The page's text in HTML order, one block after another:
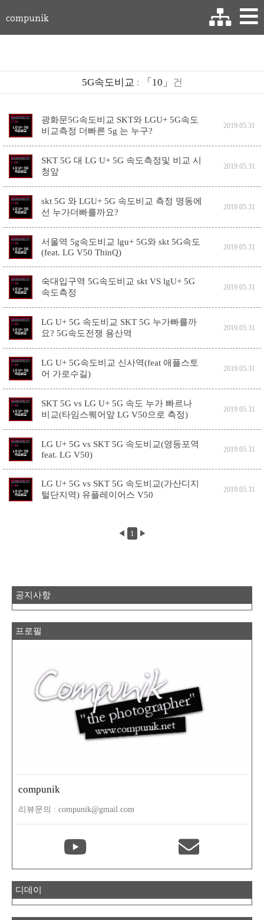
compunik
5G속도비교 : 「10」 건
광화문5G속도비교 SKT와 LGU+ 5G속도
비교측정 더빠른 5g 는 누구?
2019.05.31
SKT 5G 대 LG U+ 5G 속도측정및 비교 시
청앞
2019.05.31
skt 5G 와 LGU+ 5G 속도비교 측정 명동에
선 누가더빠를까요?
2019.05.31
서울역 5g속도비교 lgu+ 5G와 skt 5G속도
(feat. LG V50 ThinQ)
2019.05.31
숙대입구역 5G속도비교 skt VS lgU+ 5G
속도측정
2019.05.31
LG U+ 5G 속도비교 SKT 5G 누가빠를까
요? 5G속도전쟁 용산역
2019.05.31
LG U+ 5G속도비교 신사역(feat 애플스토
어 가로수길)
2019.05.31
SKT 5G vs LG U+ 5G 속도 누가 빠르나
비교(타임스퀘어앞 LG V50으로 측정)
2019.05.31
LG U+ 5G vs SKT 5G 속도비교(영등포역
feat. LG V50)
2019.05.31
LG U+ 5G vs SKT 5G 속도비교(가산디지
털단지역) 유플레이어스 V50
2019.05.31
◀ 1 ▶
공지사항
프로필
compunik
리뷰문의 : compunik@gmail.com
디데이